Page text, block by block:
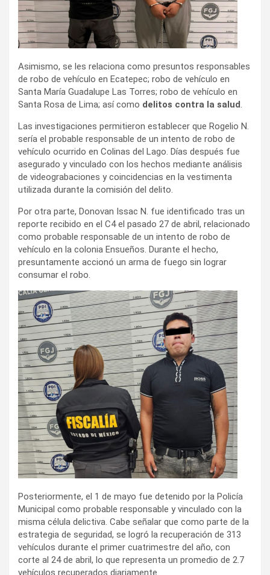
Asimismo, se les relaciona como presuntos responsables
de robo de vehículo en Ecatepec; robo de vehículo en
Santa María Guadalupe Las Torres; robo de vehículo en
Santa Rosa de Lima; así como delitos contra la salud.
Las investigaciones permitieron establecer que Rogelio N.
sería el probable responsable de un intento de robo de
vehículo ocurrido en Colinas del Lago. Días después fue
asegurado y vinculado con los hechos mediante análisis
de videograbaciones y coincidencias en la vestimenta
utilizada durante la comisión del delito.
Por otra parte, Donovan Issac N. fue identificado tras un
reporte recibido en el C4 el pasado 27 de abril, relacionado
como probable responsable de un intento de robo de
vehículo en la colonia Ensueños. Durante el hecho,
presuntamente accionó un arma de fuego sin lograr
consumar el robo.
Posteriormente, el 1 de mayo fue detenido por la Policía
Municipal como probable responsable y vinculado con la
misma célula delictiva. Cabe señalar que como parte de la
estrategia de seguridad, se logró la recuperación de 313
vehículos durante el primer cuatrimestre del año, con
corte al 24 de abril, lo que representa un promedio de 2.7
vehículos recuperados diariamente.